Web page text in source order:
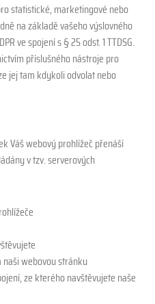
statistické, marketingové nebo
na základě vašeho výslovného
ve spojení s § 25 odst. 1 TTDSG.
příslušného nástroje pro
jej tam kdykoli odvolat nebo
Váš webový prohlížeč přenáší
v tzv. serverových
webovou stránku
ze kterého navštěvujete naše